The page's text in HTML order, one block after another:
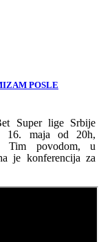
POSLE
Super lige Srbije
16. maja od 20h,
Tim povodom, u
je konferencija za